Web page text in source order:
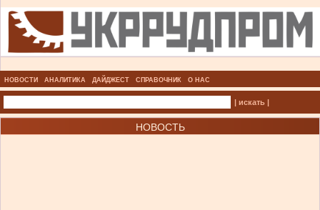
НОВОСТИ АНАЛИТИКА ДАЙДЖЕСТ СПРАВОЧНИК О НАС
| искать |
НОВОСТЬ